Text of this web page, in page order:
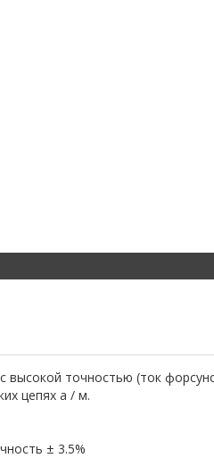
точностью (ток
цепях а / м.
± 3.5%